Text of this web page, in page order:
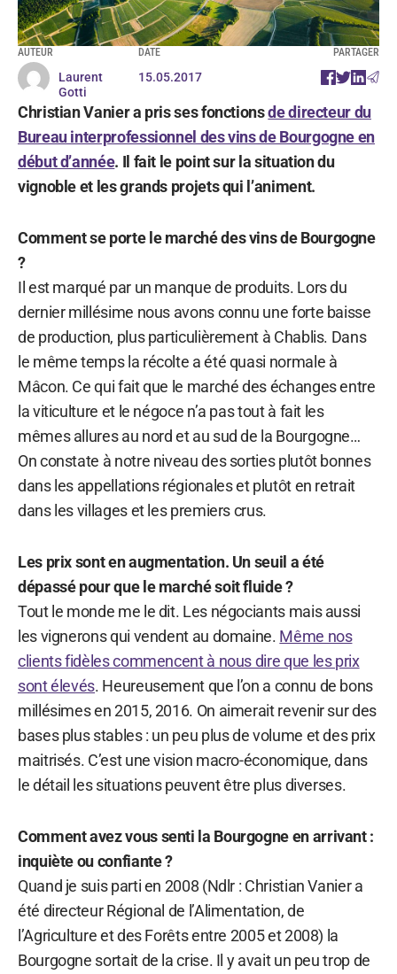
AUTEUR
Laurent
Gotti
DATE
15.05.2017
PARTAGER
Christian Vanier a pris ses fonctionsde directeur du
Bureau interprofessionnel des vins de Bourgogne en
début d’année. Il fait le point sur la situation du
vignoble et les grands projets qui l’animent.
Comment se porte le marché des vins de Bourgogne
?
Il est marqué par un manque de produits. Lors du
dernier millésime nous avons connu une forte baisse
de production, plus particulièrement à Chablis. Dans
le même temps la récolte a été quasi normale à
Mâcon. Ce qui fait que le marché des échanges entre
la viticulture et le négoce n’a pas tout à fait les
mêmes allures au nord et au sud de la Bourgogne…
On constate à notre niveau des sorties plutôt bonnes
dans les appellations régionales et plutôt en retrait
dans les villages et les premiers crus.
Les prix sont en augmentation. Un seuil a été
dépassé pour que le marché soit fluide ?
Tout le monde me le dit. Les négociants mais aussi
les vignerons qui vendent au domaine. Même nos
clients fidèles commencent à nous dire que les prix
sont élevés. Heureusement que l’on a connu de bons
millésimes en 2015, 2016. On aimerait revenir sur des
bases plus stables : un peu plus de volume et des prix
maitrisés. C’est une vision macro-économique, dans
le détail les situations peuvent être plus diverses.
Comment avez vous senti la Bourgogne en arrivant :
inquiète ou confiante ?
Quand je suis parti en 2008 (Ndlr : Christian Vanier a
été directeur Régional de l’Alimentation, de
l’Agriculture et des Forêts entre 2005 et 2008) la
Bourgogne sortait de la crise. Il y avait un peu trop de